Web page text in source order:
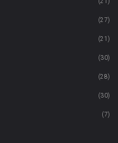
(27)
(21)
(30)
(28)
(30)
(7)